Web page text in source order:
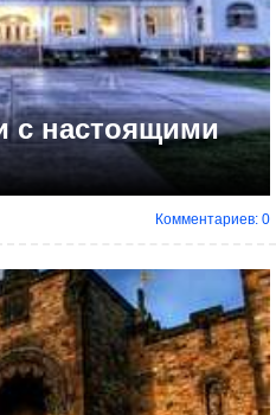
с настоящими
Комментариев: 0